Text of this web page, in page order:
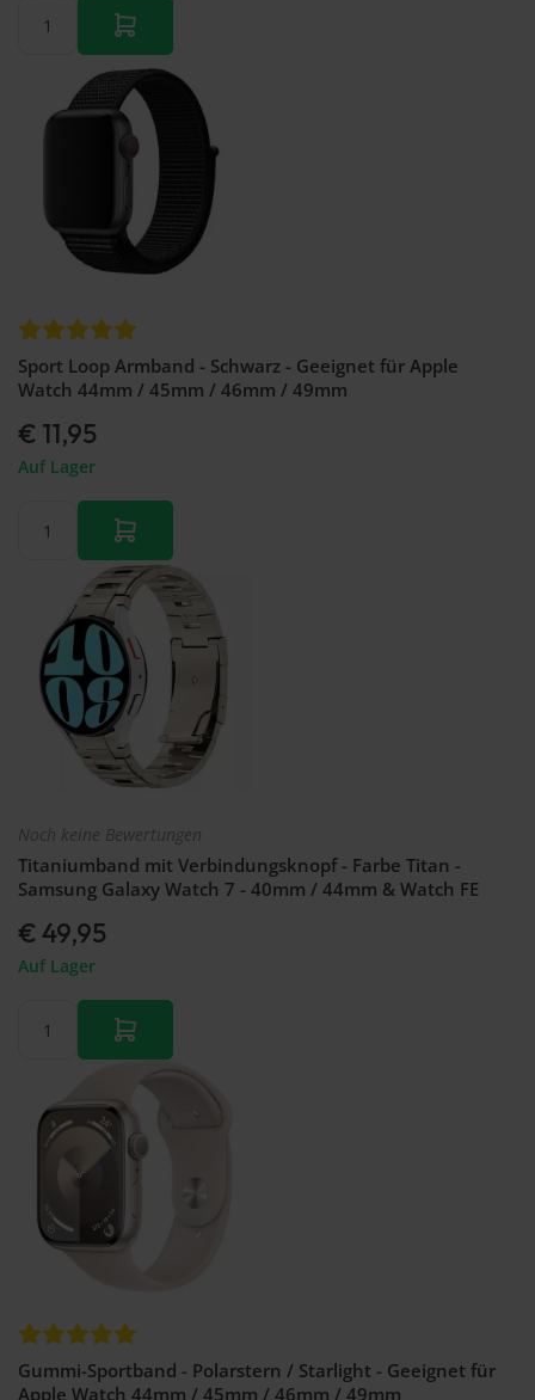
Sport Loop Armband - Schwarz - Geeignet für Apple
Watch 44mm / 45mm / 46mm / 49mm
€ 11,95
Auf Lager
Noch keine Bewertungen
Titaniumband mit Verbindungsknopf - Farbe Titan -
Samsung Galaxy Watch 7 - 40mm / 44mm & Watch FE
€ 49,95
Auf Lager
Gummi-Sportband - Polarstern / Starlight - Geeignet für
Apple Watch 44mm / 45mm / 46mm / 49mm